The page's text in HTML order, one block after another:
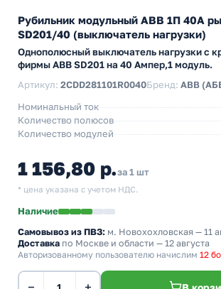
Рубильник модульный ABB 1П 40А
SD201/40 (выключатель нагрузки)
Однополюсный выключатель нагрузки с
фирмы ABB SD201 на 40 Ампер,1 модуль.
Артикул: 2CDD281101R0040Бренд: ABB
Номинальный ток
Количество полюсов
Количество модулей
1 156,80 р.за 1 шт
* цена указана с учетом НДС.
Наличие
Самовывоз из ПВЗ: м. Новохохловская — 11
Доставка по Москве и области — 12 августа
Авторизованному пользователю начислим 12